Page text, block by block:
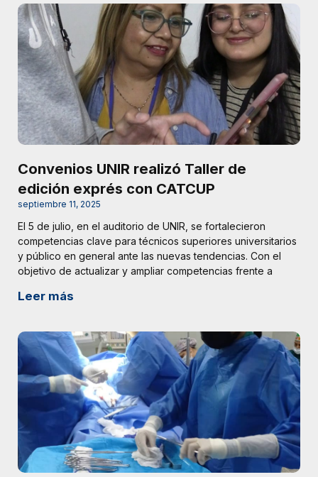
Convenios UNIR realizó Taller de
edición exprés con CATCUP
septiembre 11, 2025
El 5 de julio, en el auditorio de UNIR, se fortalecieron
competencias clave para técnicos superiores universitarios
y público en general ante las nuevas tendencias. Con el
objetivo de actualizar y ampliar competencias frente a
Leer más